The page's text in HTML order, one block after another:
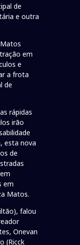
de
e outra
em
e
a frota
de
rápidas
irão
esta nova
de
em
Matos.
falou
Onevan
(Ricck